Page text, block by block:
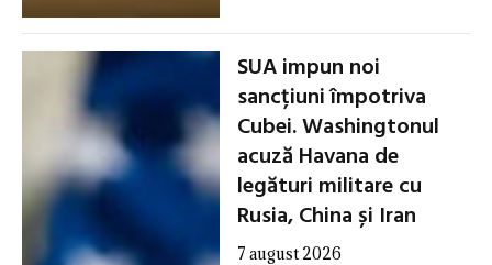
SUA impun noi
sancțiuni împotriva
Cubei. Washingtonul
acuză Havana de
legături militare cu
Rusia, China și Iran
7 august 2026